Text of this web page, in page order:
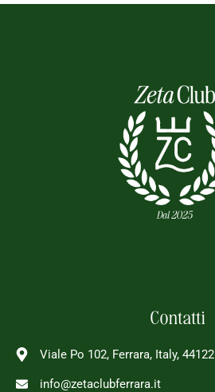
Contatti
Viale Po 102, Ferrara, Italy, 44122
info@zetaclubferrara.it